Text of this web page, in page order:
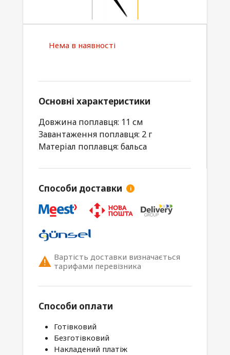
Нема в наявності
Основні характеристики
Довжина поплавця: 11 см
Завантаження поплавця: 2 г
Матеріал поплавця: бальса
Способи доставки i
Вартість доставки визначається
тарифами перевізника
Способи оплати
Готівковий
Безготівковий
Накладений платіж